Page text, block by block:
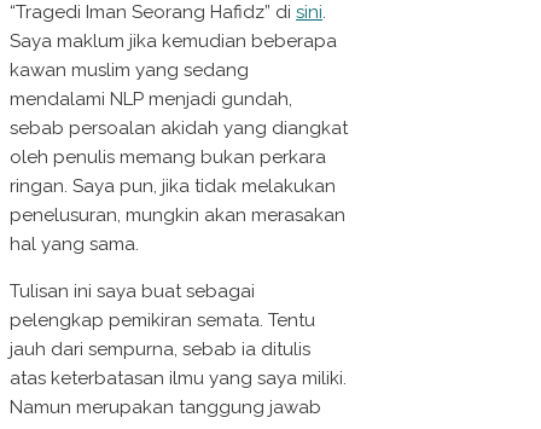
“Tragedi Iman Seorang Hafidz” di sini.
Saya maklum jika kemudian beberapa
kawan muslim yang sedang
mendalami NLP menjadi gundah,
sebab persoalan akidah yang diangkat
oleh penulis memang bukan perkara
ringan. Saya pun, jika tidak melakukan
penelusuran, mungkin akan merasakan
hal yang sama.
Tulisan ini saya buat sebagai
pelengkap pemikiran semata. Tentu
jauh dari sempurna, sebab ia ditulis
atas keterbatasan ilmu yang saya miliki.
Namun merupakan tanggung jawab